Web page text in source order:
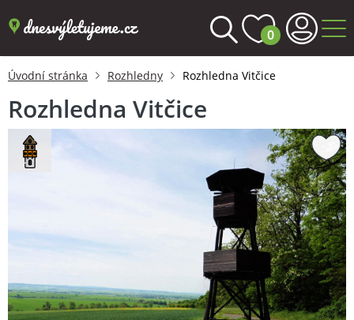
0
Úvodní stránka Rozhledny Rozhledna Vitčice
Rozhledna Vitčice